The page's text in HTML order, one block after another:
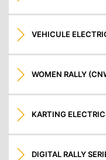
VEHICULE
WOMEN RALLY
KARTING
DIGITAL RALLY